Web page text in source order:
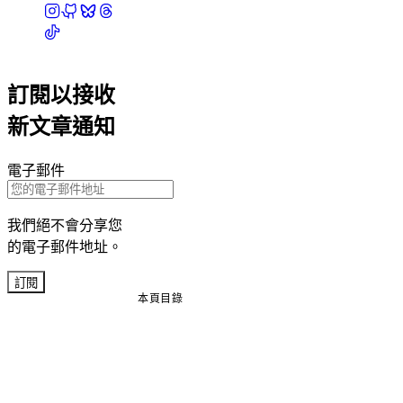
本頁目錄
訂閱以接收
新文章通知
電子郵件
我們絕不會分享您
的電子郵件地址。
訂閱